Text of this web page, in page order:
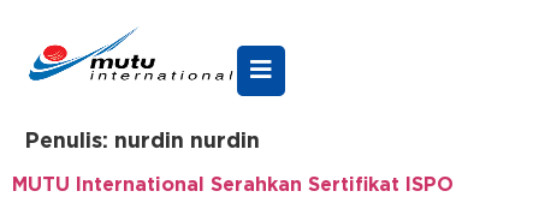
Penulis: nurdin nurdin
MUTU International Serahkan Sertifikat ISPO